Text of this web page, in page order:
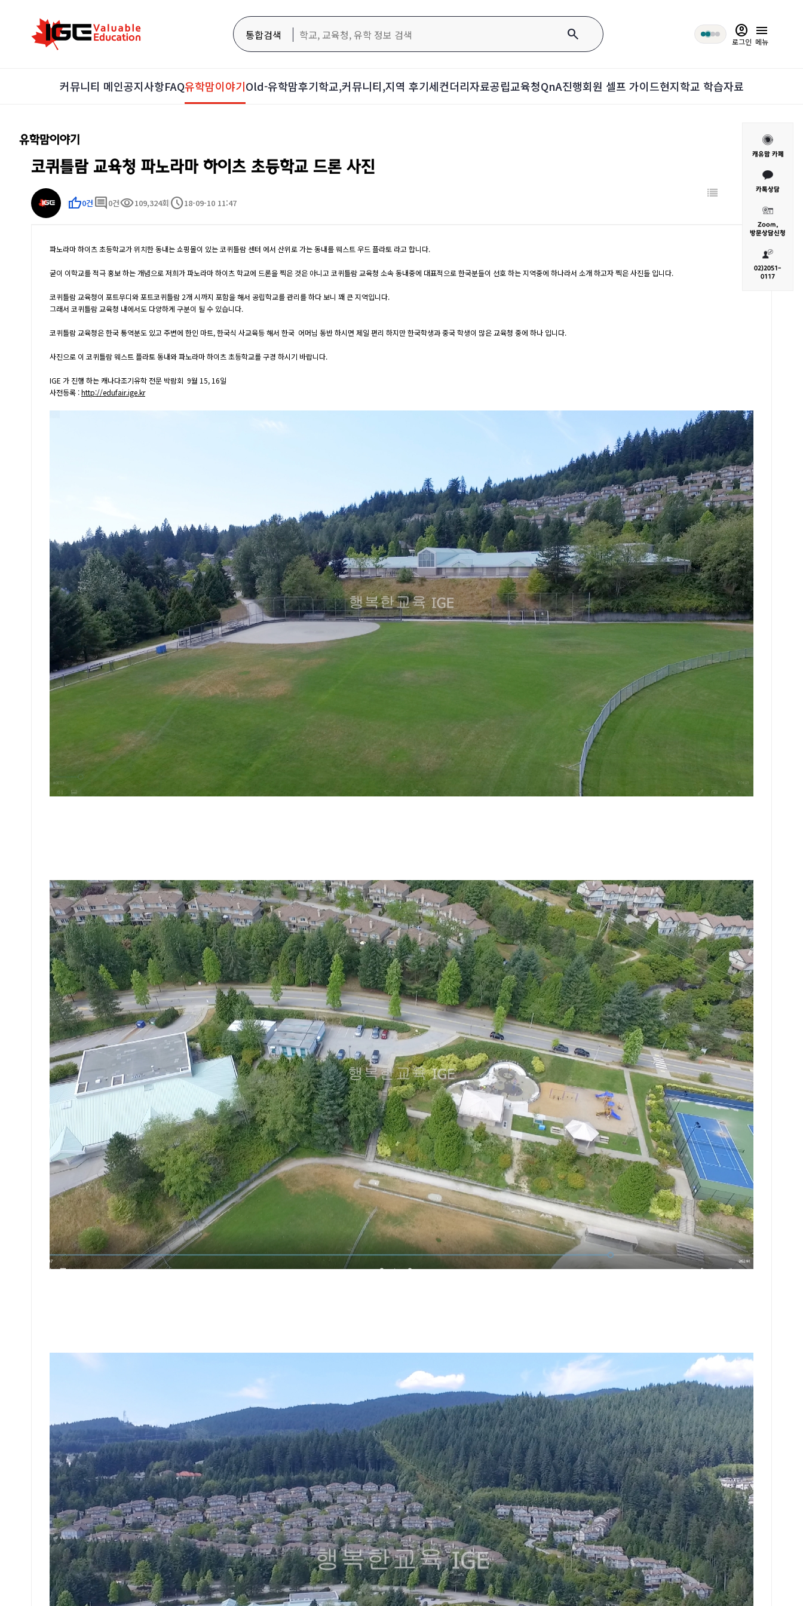
통합검색 search account_circle
로그인
menu
메뉴
커뮤니티 메인공지사항FAQ유학맘이야기Old-유학맘후기학교,커뮤니티,지역 후기세컨더리자료공립교육청QnA진행회원 셀프 가이드현지학교 학습자료
유학맘이야기
코퀴틀람 교육청 파노라마 하이츠 초등학교 드론 사진
thumb_up0건 comment 0건visibility109,324회 schedule18-09-10 11:47
파노라마 하이츠 초등학교가 위치한 동내는 쇼핑몰이 있는 코퀴틀람 센터 에서 산위로 가는 동내를 웨스트 우드 플라토 라고 합니다.
굳이 이학교를 적극 홍보 하는 개념으로 저희가 파노라마 하이츠 학교에 드론을 찍은 것은 아니고 코퀴틀람 교육청 소속 동내중에 대표적으로 한국분들이 선호 하는 지역중에 하나라서 소개 하고자 찍은 사진들 입니다.
코퀴틀람 교육청이 포트무디와 포트코퀴틀람 2개 시까지 포함을 해서 공립학교를 관리를 하다 보니 꽤 큰 지역입니다.
그래서 코퀴틀람 교육청 내에서도 다양하게 구분이 될 수 있습니다.
코퀴틀람 교육청은 한국 통역분도 있고 주변에 한인 마트, 한국식 사교육등 해서 한국 어머님 동반 하시면 제일 편리 하지만 한국학생과 중국 학생이 많은 교육청 중에 하나 입니다.
사진으로 이 코퀴틀람 웨스트 플라토 동내와 파노라마 하이츠 초등학교를 구경 하시기 바랍니다.
IGE 가 진행 하는 캐나다조기유학 전문 박람회 9월 15, 16일
사전등록 :http://edufair.ige.kr
캐유맘 카페
카톡상담
Zoom,
방문상담신청
02)2051-
0117